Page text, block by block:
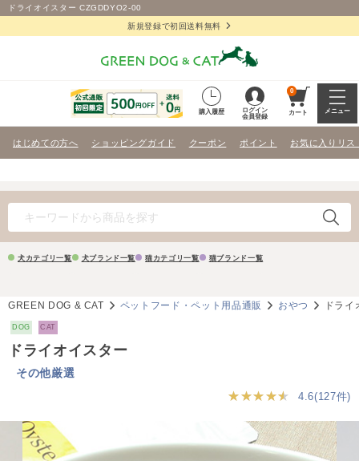
ドライオイスター CZGDDYO2-00
新規登録で初回送料無料
購入履歴
ログイン
会員登録
0
カート メニュー
はじめての方へ ショッピングガイド クーポン ポイント お気に入りリス
犬カテゴリ一覧 犬ブランド一覧 猫カテゴリ一覧 猫ブランド一覧
GREEN DOG & CAT ペットフード・ペット用品通販 おやつ ドラ
DOG CAT
ドライオイスター
その他厳選
★★★★★ 4.6(127件)